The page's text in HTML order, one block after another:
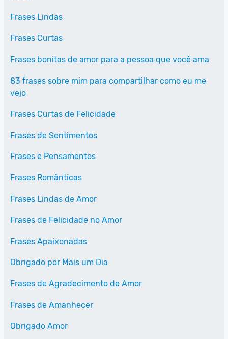
Frases Lindas
Frases Curtas
Frases bonitas de amor para a pessoa que você ama
83 frases sobre mim para compartilhar como eu me
vejo
Frases Curtas de Felicidade
Frases de Sentimentos
Frases e Pensamentos
Frases Românticas
Frases Lindas de Amor
Frases de Felicidade no Amor
Frases Apaixonadas
Obrigado por Mais um Dia
Frases de Agradecimento de Amor
Frases de Amanhecer
Obrigado Amor